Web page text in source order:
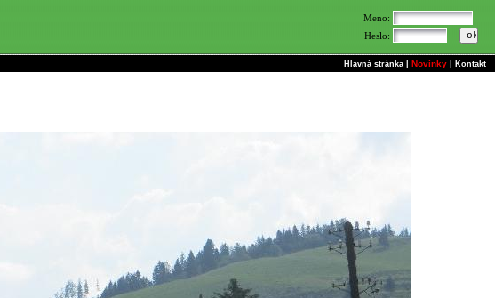
Meno:
Heslo:
Hlavná stránka Novinky Kontakt